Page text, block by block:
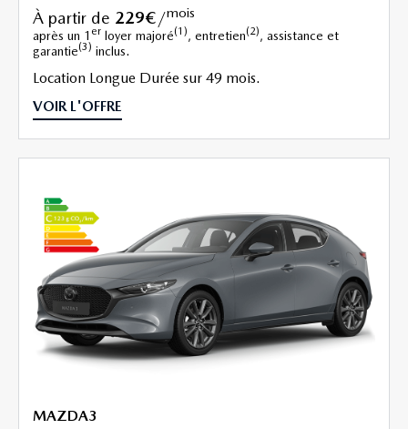
à partir de 229€/mois
après un 1 er loyer majoré(1), entretien(2), assistance et
garantie(3) inclus.
Location Longue Durée sur 49 mois.
VOIR L'OFFRE
MAZDA3